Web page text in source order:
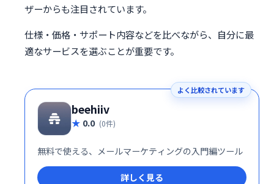
ザーからも注目されています。
仕様・価格・サポート内容などを比べながら、自分に最
適なサービスを選ぶことが重要です。
よく比較されています
beehiiv
0.0 (0件)
無料で使える、メールマーケティングの入門編ツール
詳しく見る